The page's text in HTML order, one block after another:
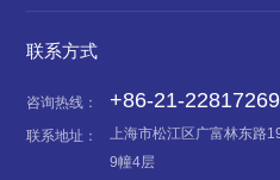
联系方式
咨询热线： +86-21-22817269
联系地址：
上海市松江区广富林东路
9幢4层